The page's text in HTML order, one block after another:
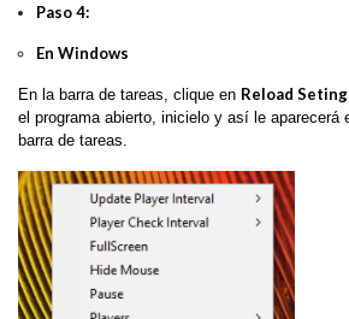
Paso 4:
En Windows
En la barra de tareas, clique en Reload
el programa abierto, inicielo y así le aparecerá
barra de tareas.